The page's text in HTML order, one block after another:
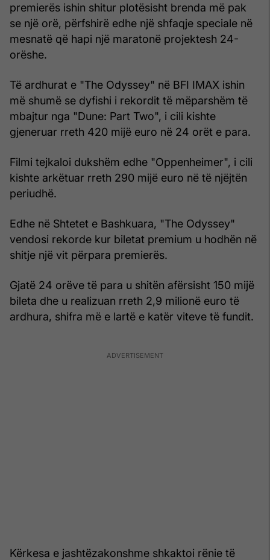
premierës ishin shitur plotësisht brenda më pak
se një orë, përfshirë edhe një shfaqje speciale në
mesnatë që hapi një maratonë projektesh 24-
orëshe.
Të ardhurat e "The Odyssey" në BFI IMAX ishin
më shumë se dyfishi i rekordit të mëparshëm të
mbajtur nga "Dune: Part Two", i cili kishte
gjeneruar rreth 420 mijë euro në 24 orët e para.
Filmi tejkaloi dukshëm edhe "Oppenheimer", i cili
kishte arkëtuar rreth 290 mijë euro në të njëjtën
periudhë.
Edhe në Shtetet e Bashkuara, "The Odyssey"
vendosi rekorde kur biletat premium u hodhën në
shitje një vit përpara premierës.
Gjatë 24 orëve të para u shitën afërsisht 150 mijë
bileta dhe u realizuan rreth 2,9 milionë euro të
ardhura, shifra më e lartë e katër viteve të fundit.
Kërkesa e jashtëzakonshme shkaktoi rënie të